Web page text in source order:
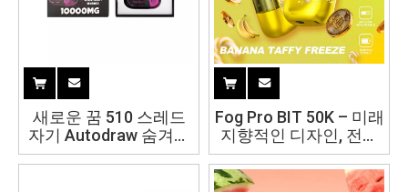
새로운 꿈 510 스레드
자기 Autodraw 숨겨진
빈 Vape 펜 5ML-10ML
Fog Pro BIT 50K – 미래
지향적인 디자인, 전설
적인 성능, 35,000 퍼프
파워